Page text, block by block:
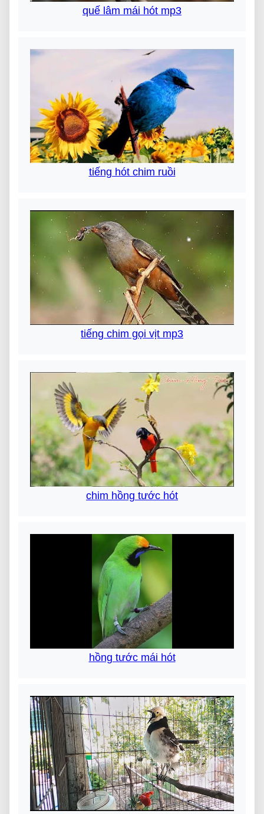
quế lâm mái hót mp3
tiếng hót chim ruồi
tiếng chim gọi vịt mp3
chim hồng tước hót
hồng tước mái hót